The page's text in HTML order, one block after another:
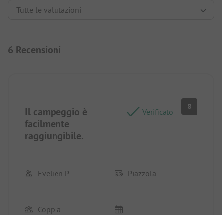
6 Recensioni
Il campeggio è
facilmente
raggiungibile.
Verificato
8
Evelien P Piazzola
Coppia